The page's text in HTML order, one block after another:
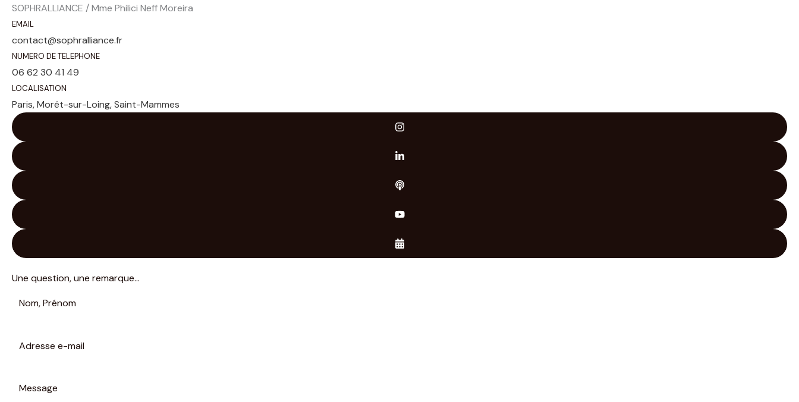
SOPHRALLIANCE / Mme Philici Neff Moreira
EMAIL
contact@sophralliance.fr
NUMERO DE TELEPHONE
06 62 30 41 49
LOCALISATION
Paris, Morêt-sur-Loing, Saint-Mammes
Une question, une remarque…